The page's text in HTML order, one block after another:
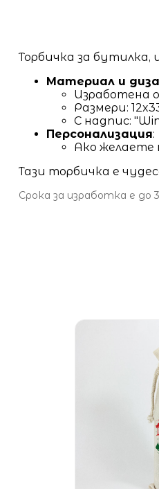
Торбичка за бутилка,
Материал и
Изработена
Размери:
С надпис:
Персонализация:
Ако желаете
Тази торбичка е
Срока за изработка е